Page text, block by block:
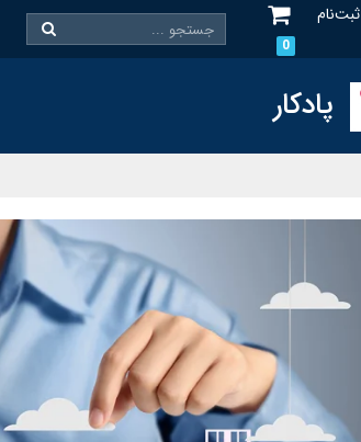
ثبت‌نام
0
پادکار